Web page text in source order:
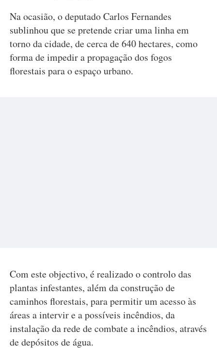
Na ocasião, o deputado Carlos Fernandes
sublinhou que se pretende criar uma linha em
torno da cidade, de cerca de 640 hectares, como
forma de impedir a propagação dos fogos
florestais para o espaço urbano.
Com este objectivo, é realizado o controlo das
plantas infestantes, além da construção de
caminhos florestais, para permitir um acesso às
áreas a intervir e a possíveis incêndios, da
instalação da rede de combate a incêndios, através
de depósitos de água.